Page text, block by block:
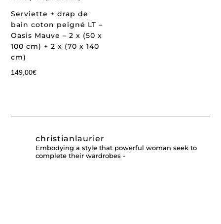
Serviette + drap de
bain coton peigné LT –
Oasis Mauve – 2 x (50 x
100 cm) + 2 x (70 x 140
cm)
149,00€
christianlaurier
Embodying a style that powerful woman seek to
complete their wardrobes -